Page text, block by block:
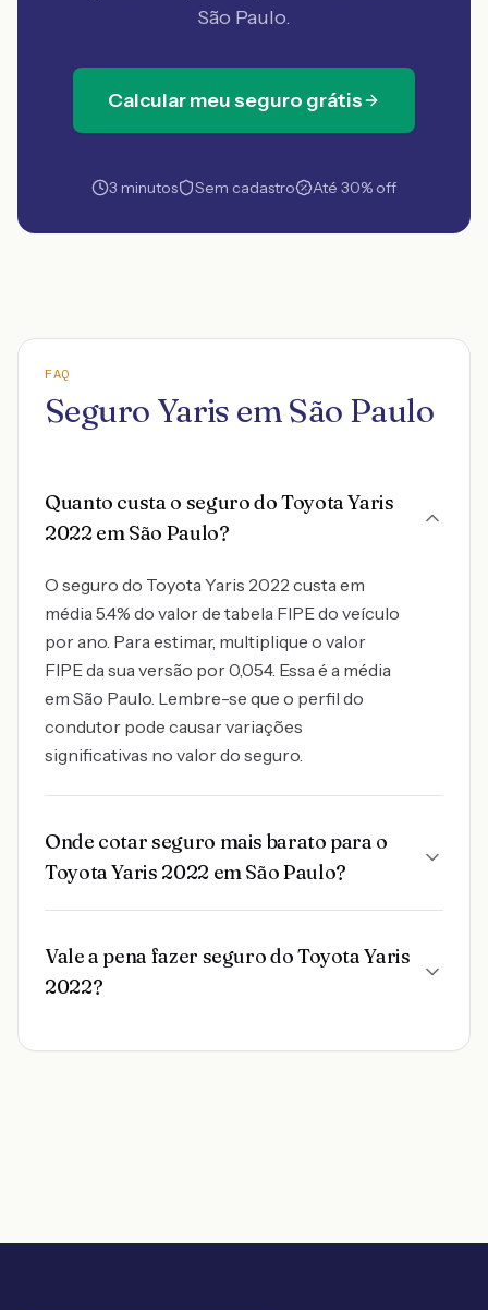
São Paulo.
Calcular meu seguro grátis
3 minutos Sem cadastro Até 30% off
FAQ
Seguro Yaris em São Paulo
Quanto custa o seguro do Toyota Yaris
2022 em São Paulo?
O seguro do Toyota Yaris 2022 custa em
média 5.4% do valor de tabela FIPE do veículo
por ano. Para estimar, multiplique o valor
FIPE da sua versão por 0,054. Essa é a média
em São Paulo. Lembre-se que o perfil do
condutor pode causar variações
significativas no valor do seguro.
Onde cotar seguro mais barato para o
Toyota Yaris 2022 em São Paulo?
Vale a pena fazer seguro do Toyota Yaris
2022?